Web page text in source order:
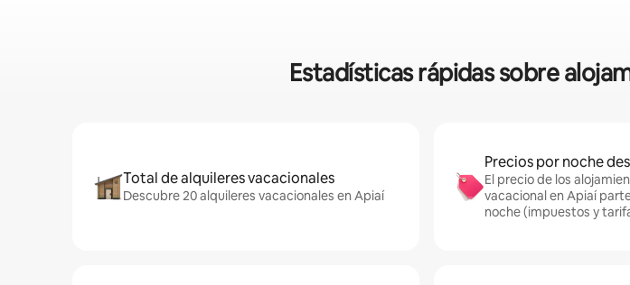
Estadísticas rápidas sobre
Total de alquileres vacacionales
Descubre 20 alquileres vacacionales en Apiaí
Precios por noche
El precio de los
vacacional en Apiaí
noche (impuestos y